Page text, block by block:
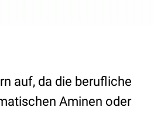
auf, da die berufliche
Aminen oder